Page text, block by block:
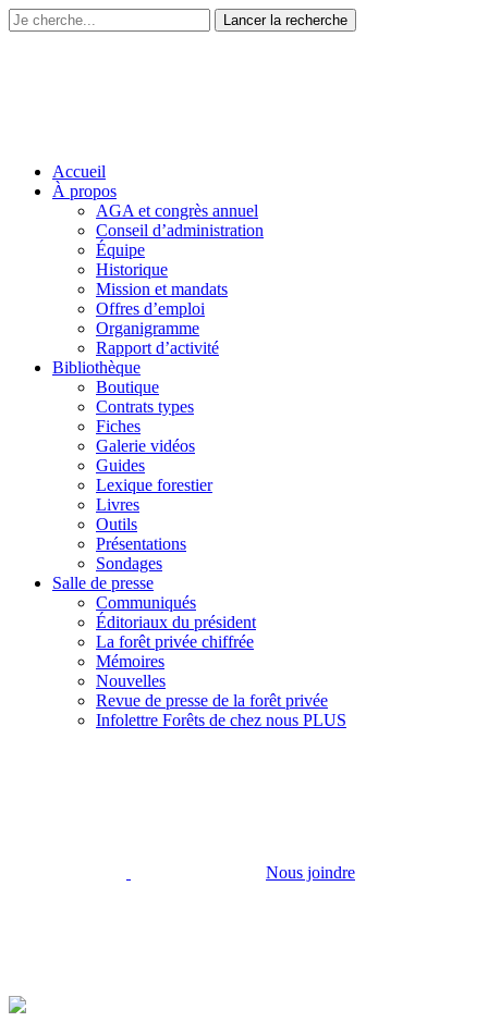
Accueil
À propos
AGA et congrès annuel
Conseil d’administration
Équipe
Historique
Mission et mandats
Offres d’emploi
Organigramme
Rapport d’activité
Bibliothèque
Boutique
Contrats types
Fiches
Galerie vidéos
Guides
Lexique forestier
Livres
Outils
Présentations
Sondages
Salle de presse
Communiqués
Éditoriaux du président
La forêt privée chiffrée
Mémoires
Nouvelles
Revue de presse de la forêt privée
Infolettre Forêts de chez nous PLUS
Nous joindre